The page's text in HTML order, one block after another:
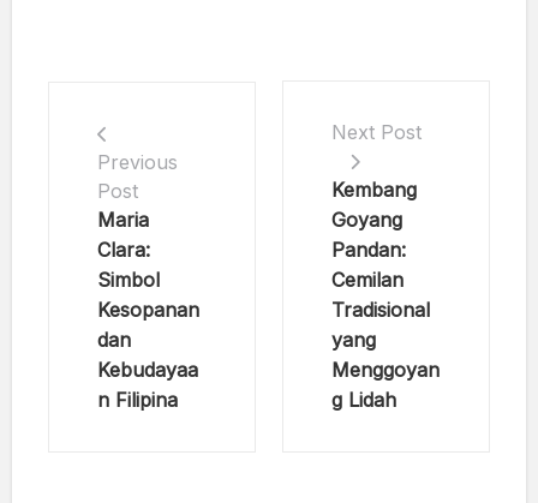
Previous
Post
Maria
Clara:
Simbol
Kesopanan
dan
Kebudayaa
n Filipina
Next Post
Kembang
Goyang
Pandan:
Cemilan
Tradisional
yang
Menggoyan
g Lidah